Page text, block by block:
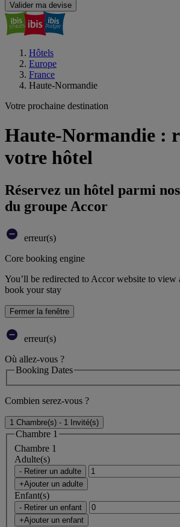
Valider ma devise
Hôtels
Europe
France
Haute-Normandie
Votre prochaine destination
Haute-Normandie :
votre hôtel
Réservez un hôtel parmi
du groupe Accor
erreur(s)
Core booking engine
You’ll be redirected to Accor website to view
book your stay
Fermer la fenêtre
erreur(s)
Où allez-vous ?
Booking Dates
Combien serez-vous ?
1 Chambre(s) - 1 Invité(s)
Chambre 1
Chambre 1
Adulte(s)
- Retirer un adulte
+Ajouter un adulte
Enfant(s)
- Retirer un enfant
+Ajouter un enfant